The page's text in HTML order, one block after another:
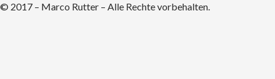
© 2017 – Marco Rutter – Alle Rechte vorbehalten.